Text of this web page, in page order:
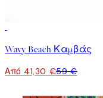
Wavy Beach Καμβάς
Από 41,30 €59 €